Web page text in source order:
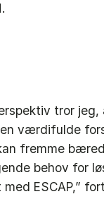
tror
værdifulde
fremme
behov for
ESCAP,”